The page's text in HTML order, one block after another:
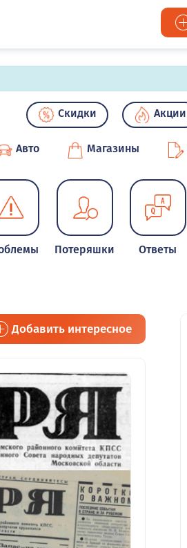
Скидки Акции
Авто Магазины
Потеряшки Ответы
Добавить интересное